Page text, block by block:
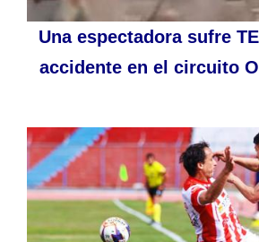
Una espectadora sufre
accidente en el circuito